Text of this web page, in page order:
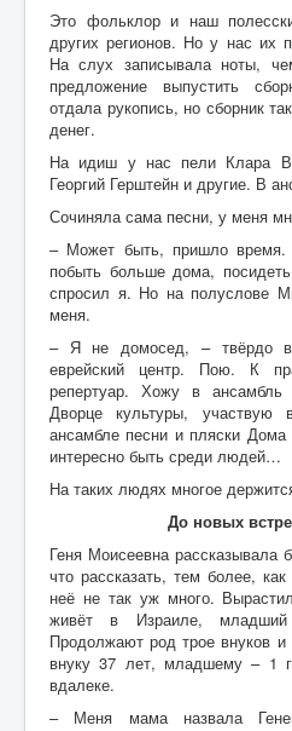
Это фольклор и наш
других регионов. Но у нас их
На слух записывала ноты,
предложение выпустить
отдала рукопись, но сборник
денег.
На идиш у нас пели Клара
Георгий Герштейн и другие. В
Сочиняла сама песни, у меня
– Может быть, пришло время.
побыть больше дома,
спросил я. Но на полуслове
меня.
– Я не домосед, – твёрдо
еврейский центр. Пою. К
репертуар. Хожу в ансамбль
Дворце культуры, участвую
ансамбле песни и пляски
интересно быть среди людей…
На таких людях многое
До новых
Геня Моисеевна рассказывала
что рассказать, тем более,
неё не так уж много.
живёт в Израиле, младший
Продолжают род трое внуков
внуку 37 лет, младшему – 1
вдалеке.
– Меня мама назвала